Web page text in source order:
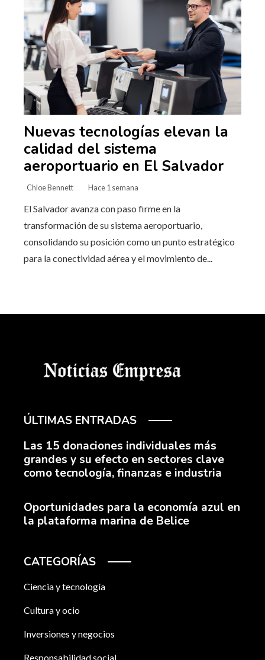
Nuevas tecnologías elevan la
calidad del sistema
aeroportuario en El Salvador
Chloe Bennett Hace 1 semana
El Salvador avanza con paso firme en la
transformación de su sistema aeroportuario,
consolidando su posición como un punto estratégico
para la conectividad aérea y el movimiento de...
ÚLTIMAS ENTRADAS
Las 15 donaciones individuales más
grandes y su efecto en sectores clave
como tecnología, finanzas e industria
Oportunidades para la economía azul en
la plataforma marina de Belice
CATEGORÍAS
Ciencia y tecnología
Cultura y ocio
Inversiones y negocios
Responsabilidad social